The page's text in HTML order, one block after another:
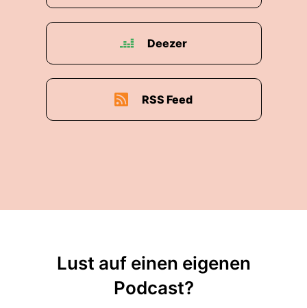
Deezer
RSS Feed
Lust auf einen eigenen
Podcast?